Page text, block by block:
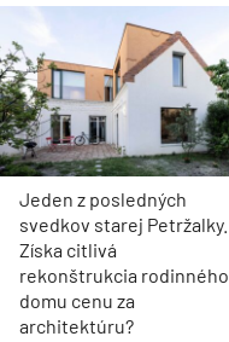
Jeden z posledných
svedkov starej Petržalky.
Získa citlivá
rekonštrukcia rodinného
domu cenu za
architektúru?